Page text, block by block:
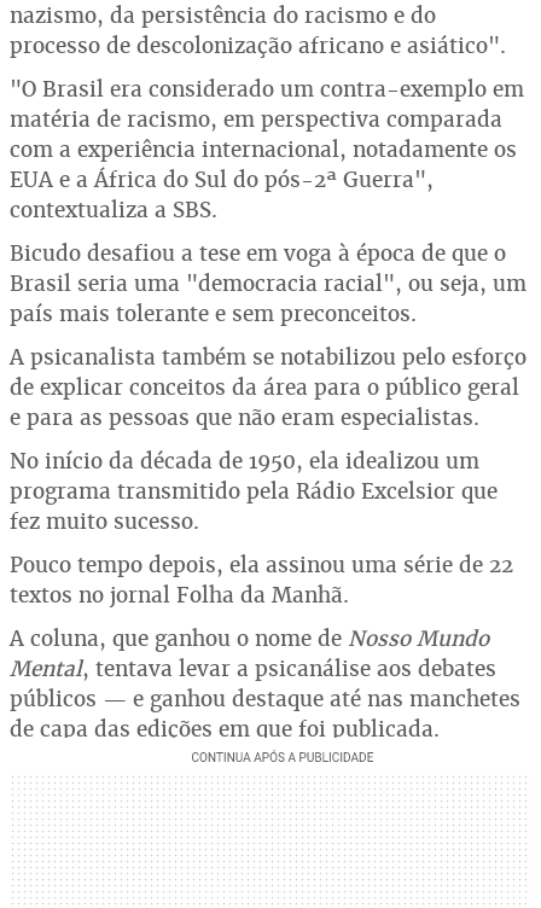
nazismo, da persistência do racismo e do
processo de descolonização africano e asiático".
"O Brasil era considerado um contra-exemplo em
matéria de racismo, em perspectiva comparada
com a experiência internacional, notadamente os
EUA e a África do Sul do pós-2ª Guerra",
contextualiza a SBS.
Bicudo desafiou a tese em voga à época de que o
Brasil seria uma "democracia racial", ou seja, um
país mais tolerante e sem preconceitos.
A psicanalista também se notabilizou pelo esforço
de explicar conceitos da área para o público geral
e para as pessoas que não eram especialistas.
No início da década de 1950, ela idealizou um
programa transmitido pela Rádio Excelsior que
fez muito sucesso.
Pouco tempo depois, ela assinou uma série de 22
textos no jornal Folha da Manhã.
A coluna, que ganhou o nome de Nosso Mundo
Mental, tentava levar a psicanálise aos debates
públicos — e ganhou destaque até nas manchetes
de capa das edições em que foi publicada.